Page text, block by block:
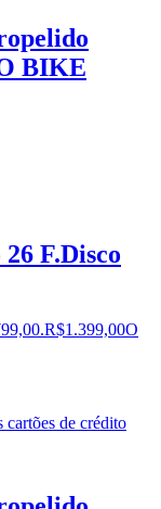
BIKE
F.Disco
R$1.399,00O
cartões de crédito